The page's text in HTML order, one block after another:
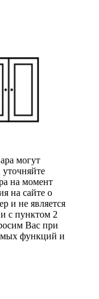
могут
уточняйте
на момент
на сайте о
и не является
с пунктом 2
Вас при
функций и